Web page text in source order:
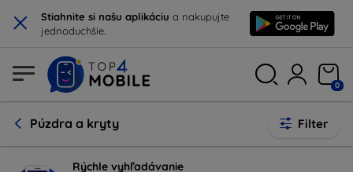
× Stiahnite si našu aplikáciu a nakupujte
jednoduchšie.
0
Púzdra a kryty Filter
Rýchle vyhľadávanie